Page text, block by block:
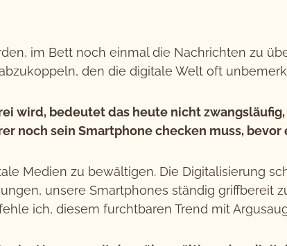
im Bett noch einmal die Nachrichten zu
den die digitale Welt oft
wird, bedeutet das heute nicht
noch sein Smartphone checken muss,
Medien zu bewältigen. Die Digitalisierung
unsere Smartphones ständig griffbereit
ich, diesem furchtbaren Trend mit